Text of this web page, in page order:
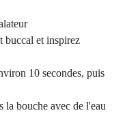
buccal et inspirez
10 secondes, puis
la bouche avec de l'eau